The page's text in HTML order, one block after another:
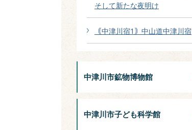
そして新たな夜明け
｟中津川宿1｠中山道中津川宿
中津川市鉱物博物館
中津川市子ども科学館